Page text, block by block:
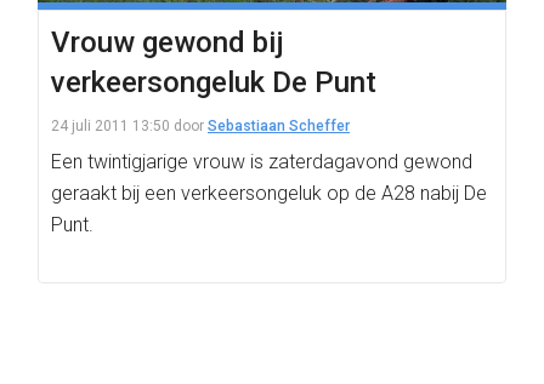
Vrouw gewond bij
verkeersongeluk De Punt
24 juli 2011 13:50 door Sebastiaan Scheffer
Een twintigjarige vrouw is zaterdagavond gewond
geraakt bij een verkeersongeluk op de A28 nabij De
Punt.